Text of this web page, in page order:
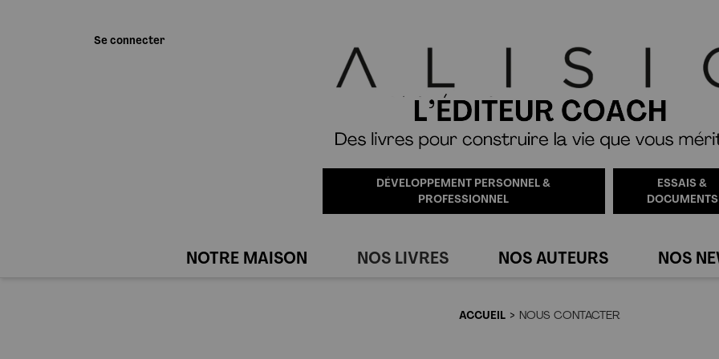
Se connecter
DÉVELOPPEMENT PERSONNEL &
PROFESSIONNEL
ESSAIS &
DOCUMENTS
NOTRE MAISON NOS LIVRES NOS AUTEURS NOS
ACCUEIL NOUS CONTACTER